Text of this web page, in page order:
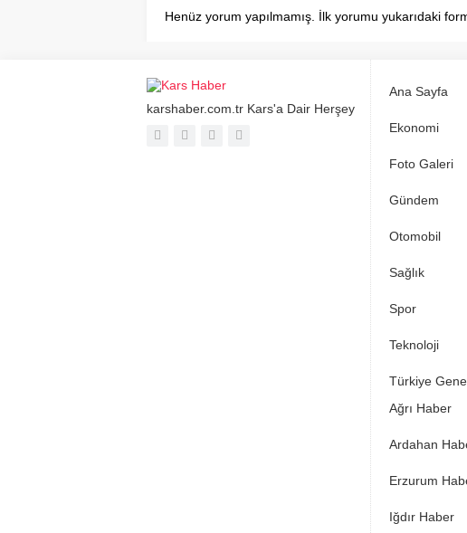
Henüz yorum yapılmamış. İlk yorumu yukarıdaki
karshaber.com.tr Kars'a Dair Herşey
Ana Sayfa
Ekonomi
Foto Galeri
Gündem
Otomobil
Sağlık
Spor
Teknoloji
Türkiye
Ağrı Haber
Ardahan
Erzurum
Iğdır Haber